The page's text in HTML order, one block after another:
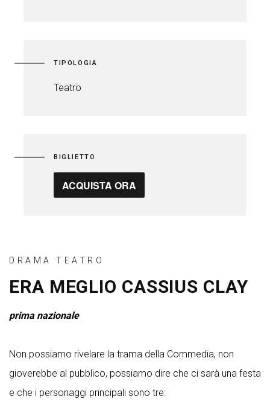
TIPOLOGIA
Teatro
BIGLIETTO
ACQUISTA ORA
DRAMA TEATRO
ERA MEGLIO CASSIUS CLAY
prima nazionale
Non possiamo rivelare la trama della Commedia, non
gioverebbe al pubblico, possiamo dire che ci sarà una festa
e che i personaggi principali sono tre: